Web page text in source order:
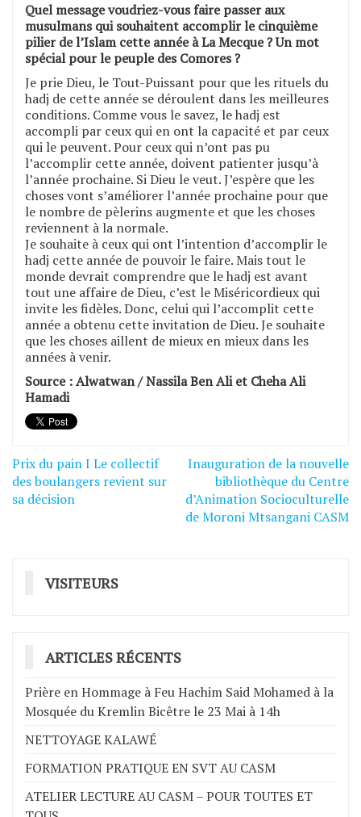
Quel message voudriez-vous faire passer aux
musulmans qui souhaitent accomplir le cinquième
pilier de l’Islam cette année à La Mecque ? Un mot
spécial pour le peuple des Comores ?
Je prie Dieu, le Tout-Puissant pour que les rituels du
hadj de cette année se déroulent dans les meilleures
conditions. Comme vous le savez, le hadj est
accompli par ceux qui en ont la capacité et par ceux
qui le peuvent. Pour ceux qui n’ont pas pu
l’accomplir cette année, doivent patienter jusqu’à
l’année prochaine. Si Dieu le veut. J’espère que les
choses vont s’améliorer l’année prochaine pour que
le nombre de pèlerins augmente et que les choses
reviennent à la normale.
Je souhaite à ceux qui ont l’intention d’accomplir le
hadj cette année de pouvoir le faire. Mais tout le
monde devrait comprendre que le hadj est avant
tout une affaire de Dieu, c’est le Miséricordieux qui
invite les fidèles. Donc, celui qui l’accomplit cette
année a obtenu cette invitation de Dieu. Je souhaite
que les choses aillent de mieux en mieux dans les
années à venir.
Source : Alwatwan / Nassila Ben Ali et Cheha Ali
Hamadi
Navigation
de
Prix du pain I Le collectif
des boulangers revient sur
sa décision
Inauguration de la nouvelle
bibliothèque du Centre
d’Animation Socioculturelle
de Moroni Mtsangani CASM
VISITEURS
ARTICLES RÉCENTS
Prière en Hommage à Feu Hachim Said Mohamed à la
Mosquée du Kremlin Bicêtre le 23 Mai à 14h
NETTOYAGE KALAWÉ
FORMATION PRATIQUE EN SVT AU CASM
ATELIER LECTURE AU CASM – POUR TOUTES ET